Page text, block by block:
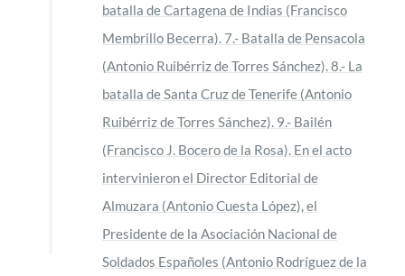
batalla de Cartagena de Indias (Francisco
Membrillo Becerra). 7.- Batalla de Pensacola
(Antonio Ruibérriz de Torres Sánchez). 8.- La
batalla de Santa Cruz de Tenerife (Antonio
Ruibérriz de Torres Sánchez). 9.- Bailén
(Francisco J. Bocero de la Rosa). En el acto
intervinieron el Director Editorial de
Almuzara (Antonio Cuesta López), el
Presidente de la Asociación Nacional de
Soldados Españoles (Antonio Rodríguez de la